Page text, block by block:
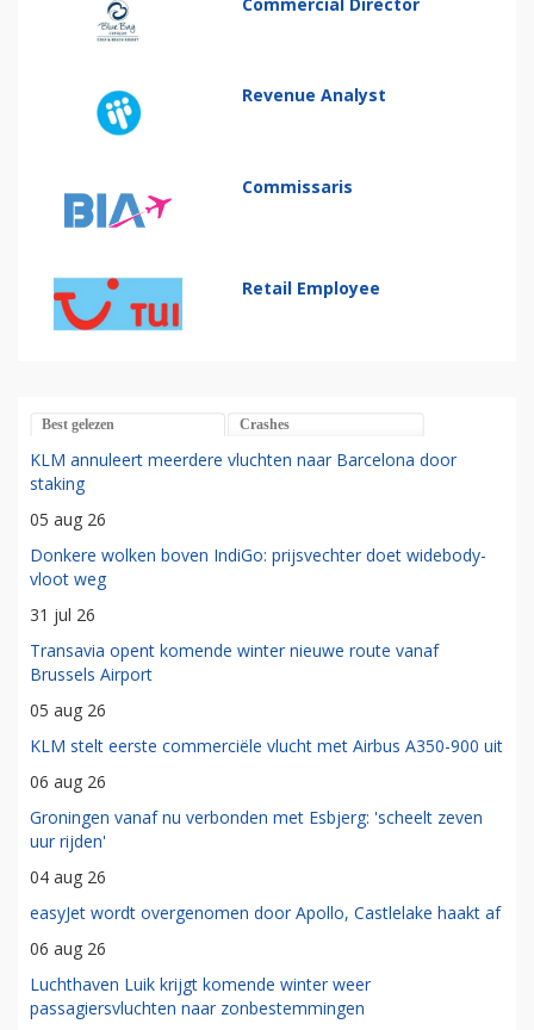
Revenue Analyst
Commissaris
Retail Employee
Best gelezen Crashes
KLM annuleert meerdere vluchten naar Barcelona door
staking
05 aug 26
Donkere wolken boven IndiGo: prijsvechter doet widebody-
vloot weg
31 jul 26
Transavia opent komende winter nieuwe route vanaf
Brussels Airport
05 aug 26
KLM stelt eerste commerciële vlucht met Airbus A350-900 uit
06 aug 26
Groningen vanaf nu verbonden met Esbjerg: 'scheelt zeven
uur rijden'
04 aug 26
easyJet wordt overgenomen door Apollo, Castlelake haakt af
06 aug 26
Luchthaven Luik krijgt komende winter weer
passagiersvluchten naar zonbestemmingen